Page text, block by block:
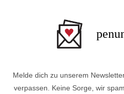
Melde dich zu unserem
verpassen. Keine Sorge, wir